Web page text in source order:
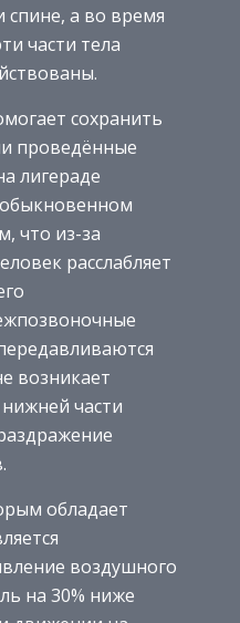
спине, а во время
части тела
сохранить
проведённые
лигераде
что из-за
расслабляет
возникает
части
обладает
воздушного
на 30% ниже